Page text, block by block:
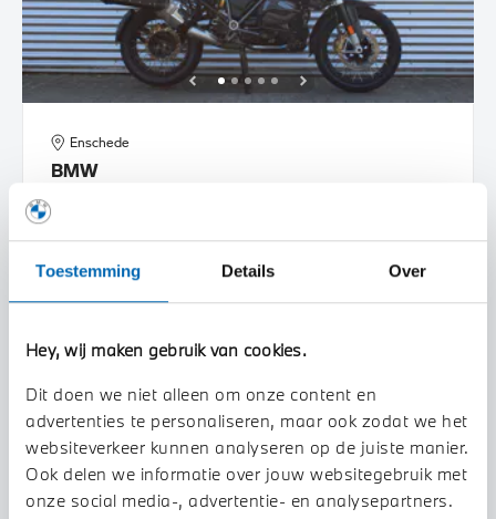
Toestemming Details Over
Hey, wij maken gebruik van cookies.
Dit doen we niet alleen om onze content en
advertenties te personaliseren, maar ook zodat we het
websiteverkeer kunnen analyseren op de juiste manier.
Ook delen we informatie over jouw websitegebruik met
onze social media-, advertentie- en analysepartners.
Enschede
BMW
€ 18.945of€ 276